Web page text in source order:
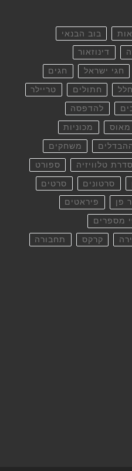
בוב הבנאי
דינוזאור
חגי ישראל חגים
חלל חתולים טריילר
להדפסה
מאוס מכוניות
משחקים
סדרת טלוויזיה ספורט
סרטונים סרטים
פן פיראטים
מספרים
קרקס תחבורה